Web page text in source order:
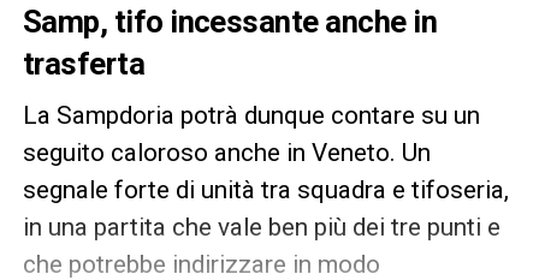
Samp, tifo incessante anche in
trasferta
La Sampdoria potrà dunque contare su un
seguito caloroso anche in Veneto. Un
segnale forte di unità tra squadra e tifoseria,
in una partita che vale ben più dei tre punti e
che potrebbe indirizzare in modo